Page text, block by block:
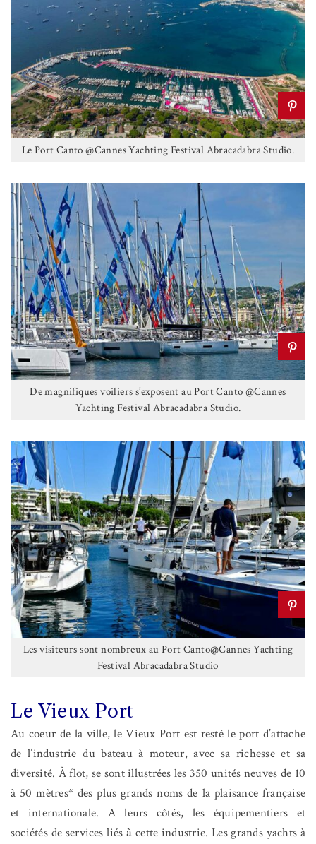
Le Port Canto @Cannes Yachting Festival Abracadabra Studio.
De magnifiques voiliers s’exposent au Port Canto @Cannes
Yachting Festival Abracadabra Studio.
Les visiteurs sont nombreux au Port Canto@Cannes Yachting
Festival Abracadabra Studio
Le Vieux Port
Au coeur de la ville, le Vieux Port est resté le port d’attache
de l’industrie du bateau à moteur, avec sa richesse et sa
diversité. À flot, se sont illustrées les 350 unités neuves de 10
à 50 mètres* des plus grands noms de la plaisance française
et internationale. A leurs côtés, les équipementiers et
sociétés de services liés à̀ cette industrie. Les grands yachts à